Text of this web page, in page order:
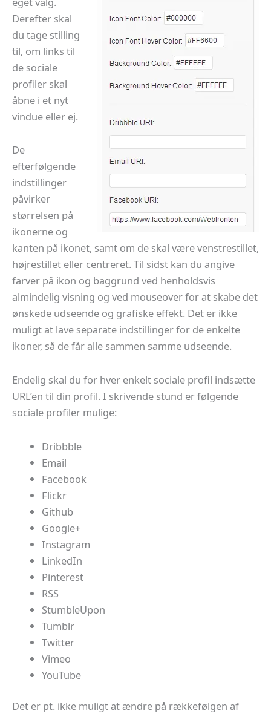
Derefter skal
du tage stilling
til, om links til
de sociale
profiler skal
åbne i et nyt
vindue eller ej.
De
efterfølgende
indstillinger
påvirker
størrelsen på
ikonerne og
kanten på ikonet, samt om de skal være venstrestillet,
højrestillet eller centreret. Til sidst kan du angive
farver på ikon og baggrund ved henholdsvis
almindelig visning og ved mouseover for at skabe det
ønskede udseende og grafiske effekt. Det er ikke
muligt at lave separate indstillinger for de enkelte
ikoner, så de får alle sammen samme udseende.
Endelig skal du for hver enkelt sociale profil indsætte
URL’en til din profil. I skrivende stund er følgende
sociale profiler mulige:
Dribbble
Email
Facebook
Flickr
Github
Google+
Instagram
LinkedIn
Pinterest
RSS
StumbleUpon
Tumblr
Twitter
Vimeo
YouTube
Det er pt. ikke muligt at ændre på rækkefølgen af